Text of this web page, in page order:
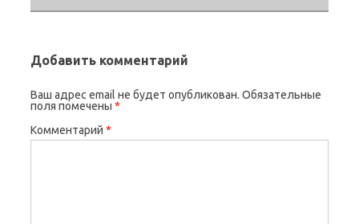
Добавить комментарий
Ваш адрес email не будет опубликован. Обязательные
поля помечены *
Комментарий *